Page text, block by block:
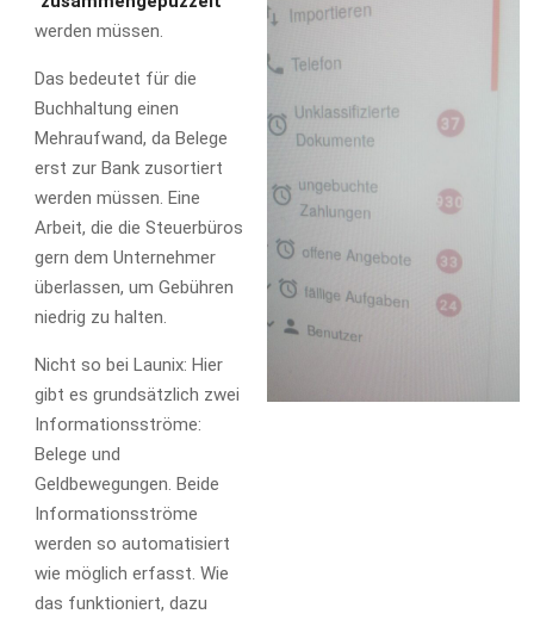
werden müssen.
Das bedeutet für die
Buchhaltung einen
Mehraufwand, da Belege
erst zur Bank zusortiert
werden müssen. Eine
Arbeit, die die Steuerbüros
gern dem Unternehmer
überlassen, um Gebühren
niedrig zu halten.
Nicht so bei Launix: Hier
gibt es grundsätzlich zwei
Informationsströme:
Belege und
Geldbewegungen. Beide
Informationsströme
werden so automatisiert
wie möglich erfasst. Wie
das funktioniert, dazu